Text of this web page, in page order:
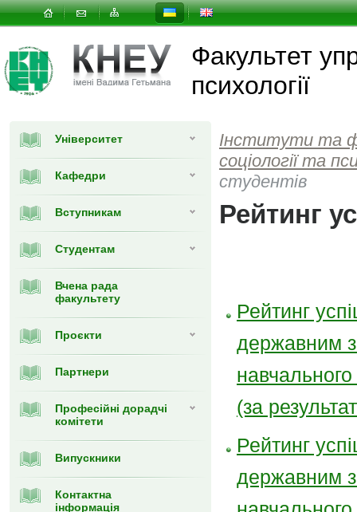
Факультет
психології
Університет
Кафедри
Вступникам
Студентам
Вчена рада
факультету
Проєкти
Партнери
Професійні дорадчі
комітети
Випускники
Контактна
інформація
Інститути та
соціології та
студентів
Рейтинг
Рейтинг
державним
(за
Рейтинг
державним